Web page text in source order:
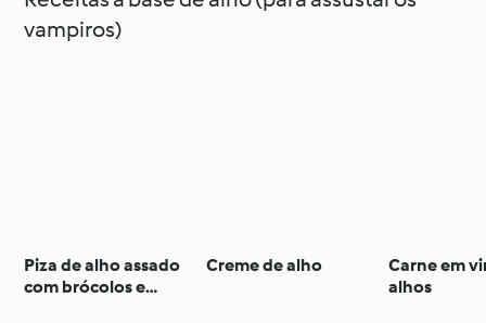
vampiros)
Piza de alho assado
com brócolos e
Creme de alho
Carne em
alhos